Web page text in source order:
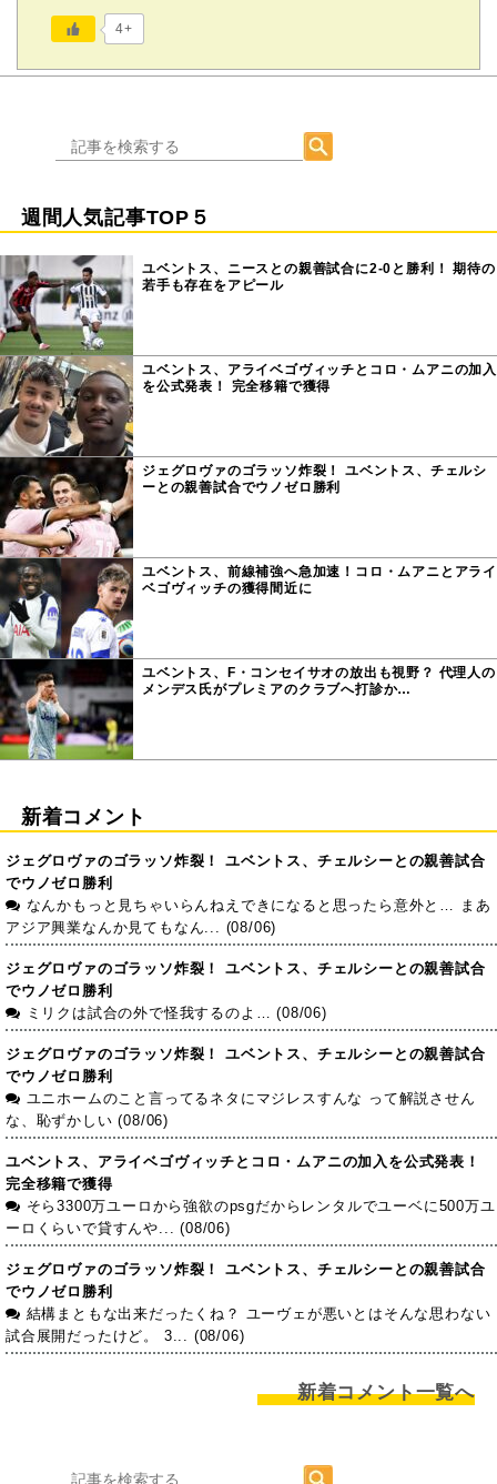
4+
週間人気記事TOP５
ユベントス、ニースとの親善試合に2-0と勝利！ 期待の
若手も存在をアピール
ユベントス、アライベゴヴィッチとコロ・ムアニの加入
を公式発表！ 完全移籍で獲得
ジェグロヴァのゴラッソ炸裂！ ユベントス、チェルシ
ーとの親善試合でウノゼロ勝利
ユベントス、前線補強へ急加速！コロ・ムアニとアライ
ベゴヴィッチの獲得間近に
ユベントス、F・コンセイサオの放出も視野？ 代理人の
メンデス氏がプレミアのクラブへ打診か…
新着コメント
ジェグロヴァのゴラッソ炸裂！ ユベントス、チェルシーとの親善試合
でウノゼロ勝利
なんかもっと見ちゃいらんねえできになると思ったら意外と… まあ
アジア興業なんか見てもなん... (08/06)
ジェグロヴァのゴラッソ炸裂！ ユベントス、チェルシーとの親善試合
でウノゼロ勝利
ミリクは試合の外で怪我するのよ… (08/06)
ジェグロヴァのゴラッソ炸裂！ ユベントス、チェルシーとの親善試合
でウノゼロ勝利
ユニホームのこと言ってるネタにマジレスすんな って解説させん
な、恥ずかしい (08/06)
ユベントス、アライベゴヴィッチとコロ・ムアニの加入を公式発表！
完全移籍で獲得
そら3300万ユーロから強欲のpsgだからレンタルでユーベに500万ユ
ーロくらいで貸すんや... (08/06)
ジェグロヴァのゴラッソ炸裂！ ユベントス、チェルシーとの親善試合
でウノゼロ勝利
結構まともな出来だったくね？ ユーヴェが悪いとはそんな思わない
試合展開だったけど。 3... (08/06)
新着コメント一覧へ